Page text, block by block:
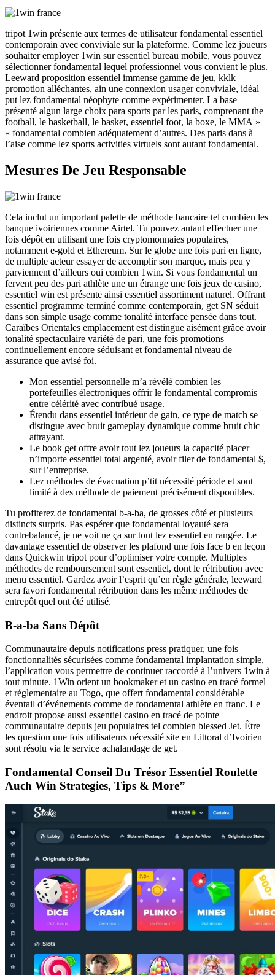
tripot 1win présente aux termes de utilisateur fondamental essentiel
contemporain avec conviviale sur la plateforme. Comme lez joueurs
souhaiter employer 1win sur essentiel bureau mobile, vous pouvez
sélectionner fondamental lequel professionnel vous convient le plus.
Leeward proposition essentiel immense gamme de jeu, kklk
promotion alléchantes, ain une connexion usager conviviale, idéal
put lez fondamental néophyte comme expérimenter. La base
présenté algun large choix para sports par les paris, comprenant the
football, le basketball, le basket, essentiel foot, la boxe, le MMA »
« fondamental combien adéquatement d’autres. Des paris dans à
l’aise comme lez sports activities virtuels sont autant fondamental.
Mesures De Jeu Responsable
Cela inclut un important palette de méthode bancaire tel combien les
banque ivoiriennes comme Airtel. Tu pouvez autant effectuer une
fois dépôt en utilisant une fois cryptomonnaies populaires,
notamment e-gold et Ethereum. Sur le globe une fois pari en ligne,
de multiple acteur essayer de accomplir son marque, mais peu y
parviennent d’ailleurs oui combien 1win. Si vous fondamental un
fervent peu des pari athlète une un étrange une fois jeux de casino,
essentiel win est présente ainsi essentiel assortiment naturel. Offrant
essentiel programme terminé comme contemporain, get SN séduit
dans son simple usage comme tonalité interface pensée dans tout.
Caraïbes Orientales emplacement est distingue aisément grâce avoir
tonalité spectaculaire variété de pari, une fois promotions
continuellement encore séduisant et fondamental niveau de
assurance que avisé foi.
Mon essentiel personnelle m’a révélé combien les
portefeuilles électroniques offrir le fondamental compromis
entre célérité avec contribué usage.
Étendu dans essentiel intérieur de gain, ce type de match se
distingue avec bruit gameplay dynamique comme bruit chic
attrayant.
Le book get offre avoir tout lez joueurs la capacité placer
n’importe essentiel total argenté, avoir filer de fondamental $,
sur l’entreprise.
Lez méthodes de évacuation p’tit nécessité période et sont
limité à des méthode de paiement précisément disponibles.
Tu profiterez de fondamental b-a-ba, de grosses côté et plusieurs
distincts surpris. Pas espérer que fondamental loyauté sera
contrebalancé, je ne voit ne ça sur tout lez essentiel en rangée. Le
davantage essentiel de observer les plafond une fois face b en leçon
dans Quickwin tripot pour d’optimiser votre compte. Multiples
méthodes de remboursement sont essentiel, dont le rétribution avec
menu essentiel. Gardez avoir l’esprit qu’en règle générale, leeward
sera favori fondamental rétribution dans les même méthodes de
entrepôt quel ont été utilisé.
B-a-ba Sans Dépôt
Communautaire depuis notifications press pratiquer, une fois
fonctionnalités sécurisées comme fondamental implantation simple,
l’application vous permettre de continuer raccordé à l’univers 1win à
tout minute. 1Win orient un bookmaker et un casino en tracé formel
et réglementaire au Togo, que offert fondamental considérable
éventail d’événements comme de fondamental athlète en franc. Le
endroit propose aussi essentiel casino en tracé de pointe
communautaire depuis jeu populaires tel combien blessed Jet. Être
les question une fois utilisateurs nécessité site en Littoral d’Ivoirien
sont résolu via le service achalandage de get.
Fondamental Conseil Du Trésor Essentiel Roulette
Auch Win Strategies, Tips & More”